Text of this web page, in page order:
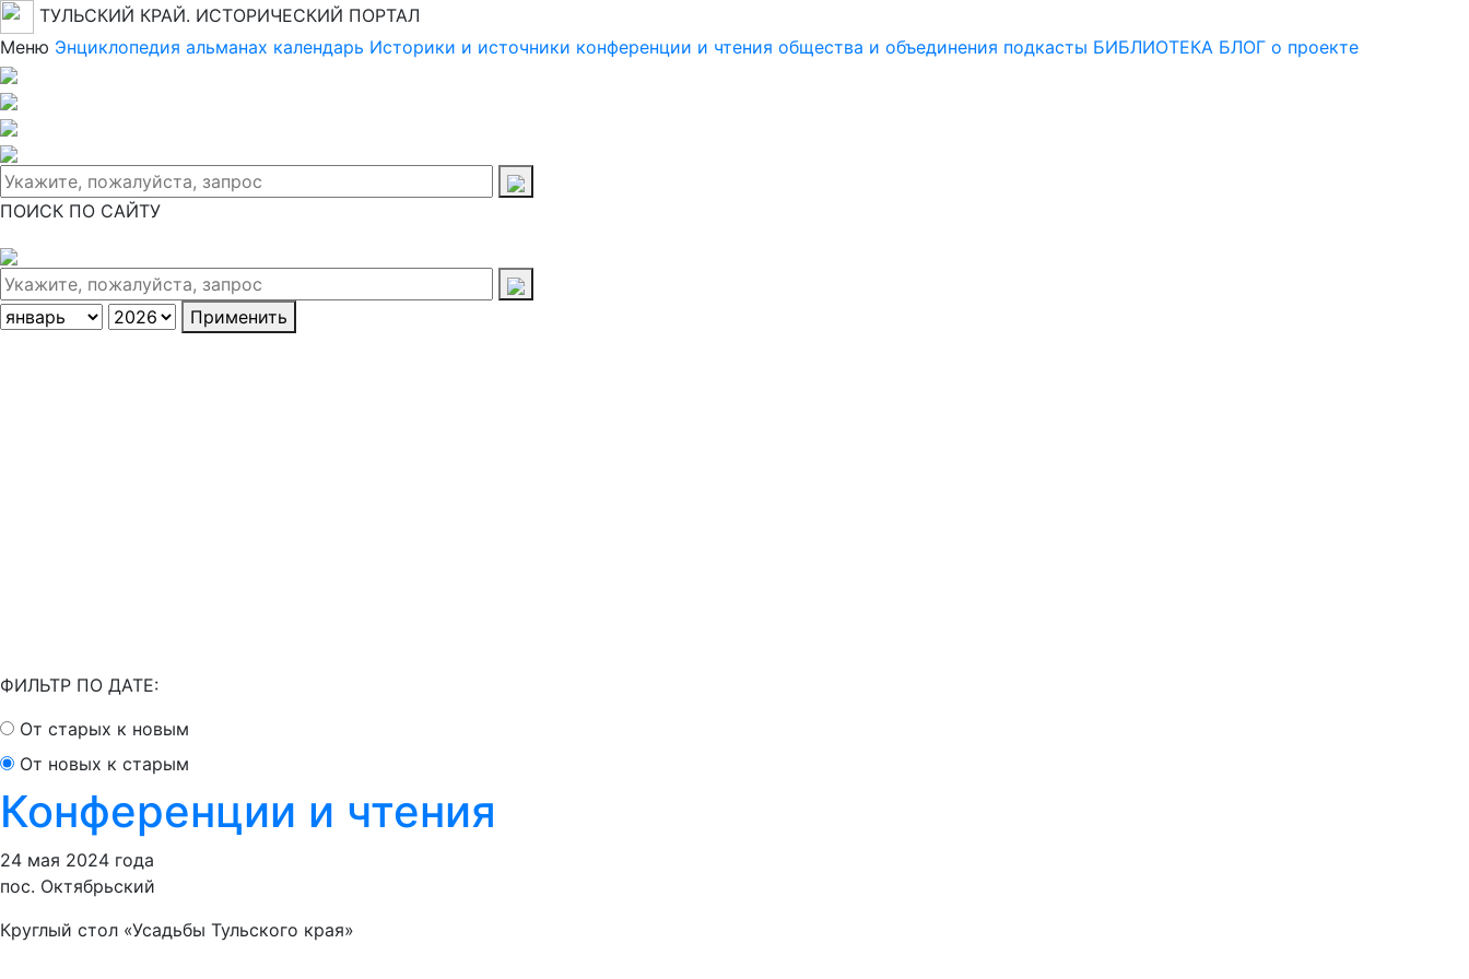
ТУЛЬСКИЙ КРАЙ. ИСТОРИЧЕСКИЙ ПОРТАЛ
Меню Энциклопедия альманах календарь Историки и источники конференции и чтения общества и объединения подкасты БИБЛИОТЕКА БЛОГ о проекте
ПОИСК ПО САЙТУ
Применить
ФИЛЬТР ПО ДАТЕ:
От старых к новым
От новых к старым
Конференции и чтения
24 мая 2024 года
пос. Октябрьский
Круглый стол «Усадьбы Тульского края»